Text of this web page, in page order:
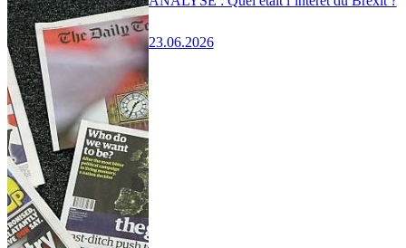
23.06.2026